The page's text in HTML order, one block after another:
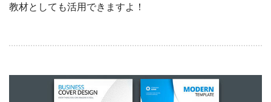
教材としても活用できますよ！